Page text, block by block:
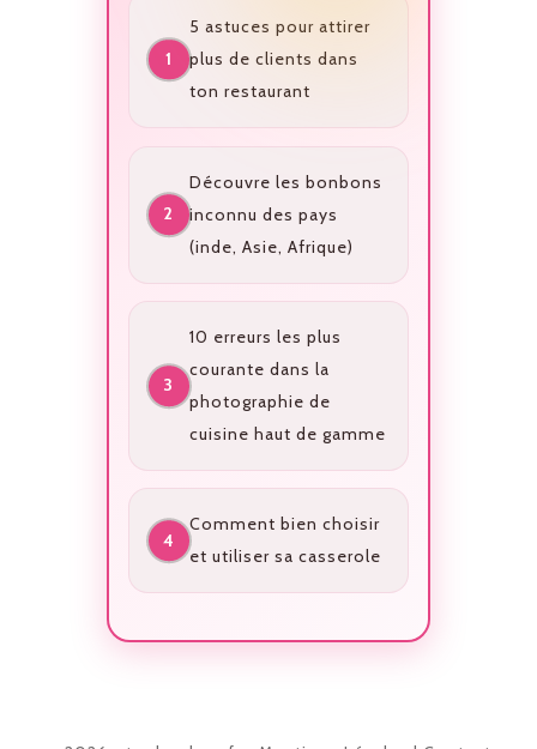
5 astuces pour attirer
plus de clients dans
ton restaurant
Découvre les bonbons
inconnu des pays
(inde, Asie, Afrique)
10 erreurs les plus
courante dans la
photographie de
cuisine haut de gamme
Comment bien choisir
et utiliser sa casserole